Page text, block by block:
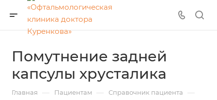
Помутнение задней
капсулы хрусталика
Главная — Пациентам — Справочник пациента —